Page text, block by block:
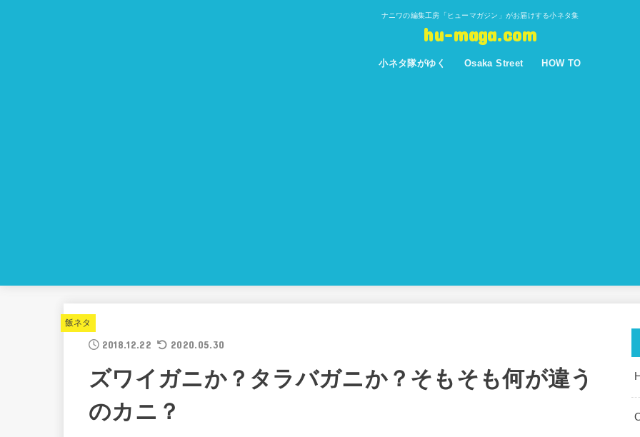
ナニワの編集工房「ヒューマガジン」がお届けする小ネタ集
hu-maga.com
小ネタ隊がゆく Osaka Street HOW TO
飯ネタ
2018.12.22 2020.05.30
ズワイガニか？タラバガニか？そもそも何が違う
のカニ？